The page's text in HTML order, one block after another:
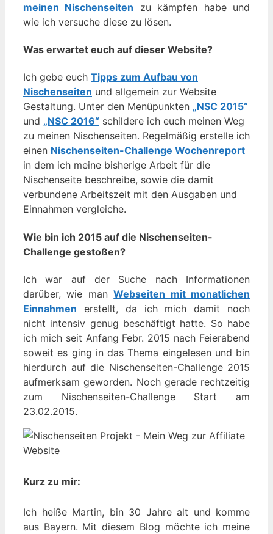
meinen Nischenseiten zu kämpfen habe und
wie ich versuche diese zu lösen.
Was erwartet euch auf dieser Website?
Ich gebe euch Tipps zum Aufbau von
Nischenseiten und allgemein zur Website
Gestaltung. Unter den Menüpunkten „NSC 2015“
und „NSC 2016“ schildere ich euch meinen Weg
zu meinen Nischenseiten. Regelmäßig erstelle ich
einen Nischenseiten-Challenge Wochenreport
in dem ich meine bisherige Arbeit für die
Nischenseite beschreibe, sowie die damit
verbundene Arbeitszeit mit den Ausgaben und
Einnahmen vergleiche.
Wie bin ich 2015 auf die Nischenseiten-
Challenge gestoßen?
Ich war auf der Suche nach Informationen
darüber, wie manWebseiten mit monatlichen
Einnahmen erstellt, da ich mich damit noch
nicht intensiv genug beschäftigt hatte. So habe
ich mich seit Anfang Febr. 2015 nach Feierabend
soweit es ging in das Thema eingelesen und bin
hierdurch auf die Nischenseiten-Challenge 2015
aufmerksam geworden. Noch gerade rechtzeitig
zum Nischenseiten-Challenge Start am
23.02.2015.
Kurz zu mir:
Ich heiße Martin, bin 30 Jahre alt und komme
aus Bayern. Mit diesem Blog möchte ich meine